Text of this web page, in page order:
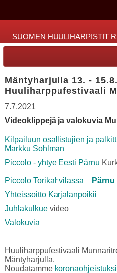
SUOMEN HUULIHARPISTIT
Mäntyharjulla 13. -
Huuliharppufestivaali
7.7.2021
Videoklippejä ja valokuvia
Kilpailuun osallistujien ja
Markku Sohlman
Piccolo - yhtye Eesti Pärnu
Piccolo Torikahvilassa
Pärnu
Yhteissoitto Karjalanpoikii
Juhlakulkue video
Valokuvia
Huuliharppufestivaali
Mäntyharjulla.
Noudatamme